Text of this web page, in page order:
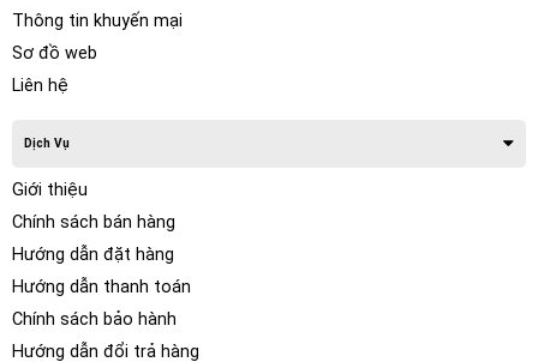
2. Giới thiệu thương hiệu Morel – Chất âm đến
Thông tin khuyến mại
Sơ đồ web
Liên hệ
Dịch Vụ
Giới thiệu
Chính sách bán hàng
Hướng dẫn đặt hàng
Hướng dẫn thanh toán
Chính sách bảo hành
Hướng dẫn đổi trả hàng